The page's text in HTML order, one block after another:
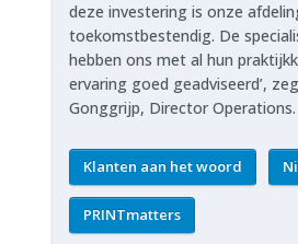
deze investering is onze
toekomstbestendig. De
hebben ons met al hun
ervaring goed geadviseerd’,
Gonggrijp, Director Operations.
Klanten aan het woord
PRINTmatters